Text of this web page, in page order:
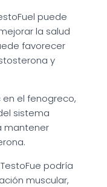
puede
la salud
favorecer
y
en el fenogreco,
sistema
mantener
podría
muscular,